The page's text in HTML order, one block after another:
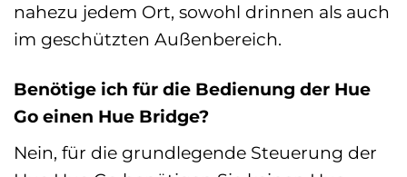
nahezu jedem Ort, sowohl drinnen als auch
im geschützten Außenbereich.
Benötige ich für die Bedienung der Hue
Go einen Hue Bridge?
Nein, für die grundlegende Steuerung der